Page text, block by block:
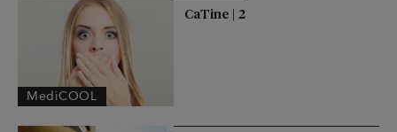
MediCOOL
CaTine | 2